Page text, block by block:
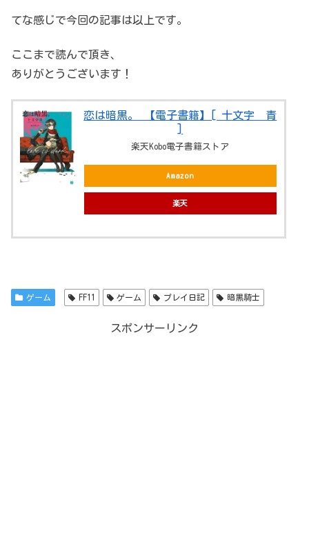
てな感じで今回の記事は以上です。
ここまで読んで頂き、
ありがとうございます！
恋は暗黒。 【電子書籍】[ 十文字 青
]
楽天Kobo電子書籍ストア
Amazon
楽天
ゲーム FF11 ゲーム プレイ日記 暗黒騎士
スポンサーリンク